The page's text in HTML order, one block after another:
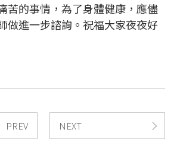
苦的事情，為了身體健康，應儘
做進一步諮詢。祝福大家夜夜好
PREV NEXT